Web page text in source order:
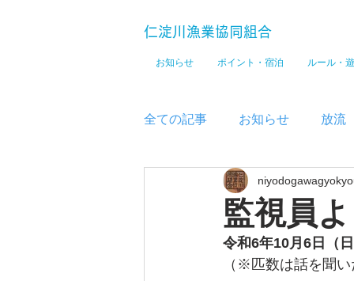
仁淀川漁業協同組合
お知らせ ポイント・宿泊 ルール・
全ての記事 お知らせ 放流
メディア
監視員
令和6年10月6 日（
（※匹数は話を聞